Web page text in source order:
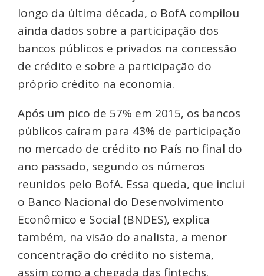
longo da última década, o BofA compilou
ainda dados sobre a participação dos
bancos públicos e privados na concessão
de crédito e sobre a participação do
próprio crédito na economia.
Após um pico de 57% em 2015, os bancos
públicos caíram para 43% de participação
no mercado de crédito no País no final do
ano passado, segundo os números
reunidos pelo BofA. Essa queda, que inclui
o Banco Nacional do Desenvolvimento
Econômico e Social (BNDES), explica
também, na visão do analista, a menor
concentração do crédito no sistema,
assim como a chegada das fintechs.